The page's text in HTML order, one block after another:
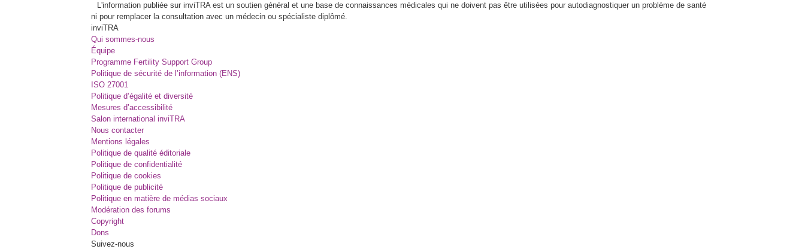
L'information publiée sur inviTRA est un soutien général et une base de connaissances médicales qui ne doivent pas être utilisées pour autodiagnostiquer un problème de santé
ni pour remplacer la consultation avec un médecin ou spécialiste diplômé.
inviTRA
Qui sommes-nous
Équipe
Programme Fertility Support Group
Politique de sécurité de l’information (ENS)
ISO 27001
Politique d’égalité et diversité
Mesures d’accessibilité
Salon international inviTRA
Nous contacter
Mentions légales
Politique de qualité éditoriale
Politique de confidentialité
Politique de cookies
Politique de publicité
Politique en matière de médias sociaux
Modération des forums
Copyright
Dons
Suivez-nous